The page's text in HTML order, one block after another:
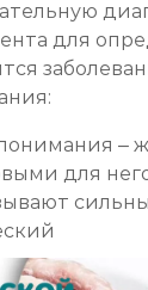
для
–
для